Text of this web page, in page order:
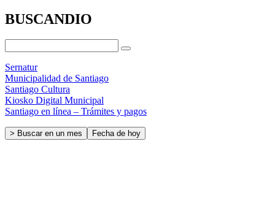
BUSCANDIO
Sernatur
Municipalidad de Santiago
Santiago Cultura
Kiosko Digital Municipal
Santiago en línea – Trámites y pagos
> Buscar en un mes Fecha de hoy